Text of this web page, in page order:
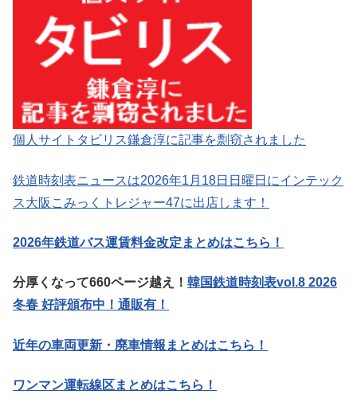
個人サイトタビリス鎌倉淳に記事を剽窃されました
鉄道時刻表ニュースは2026年1月18日日曜日にインテック
ス大阪こみっくトレジャー47に出店します！
2026年鉄道バス運賃料金改定まとめはこちら！
分厚くなって660ページ越え！ 韓国鉄道時刻表vol.8 2026
冬春 好評頒布中！通販有！
近年の車両更新・廃車情報まとめはこちら！
ワンマン運転線区まとめはこちら！